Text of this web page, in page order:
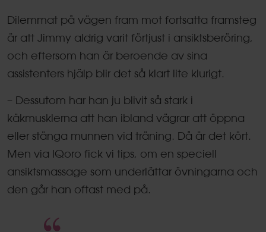
Dilemmat på vägen fram mot fortsatta framsteg
är att Jimmy aldrig varit förtjust i ansiktsberöring,
och eftersom han är beroende av sina
assistenters hjälp blir det så klart lite klurigt.
– Dessutom har han ju blivit så stark i
käkmusklerna att han ibland vägrar att öppna
eller stänga munnen vid träning. Då är det kört.
Men via IQoro fick vi tips, om en speciell
ansiktsmassage som underlättar övningarna och
den går han oftast med på.